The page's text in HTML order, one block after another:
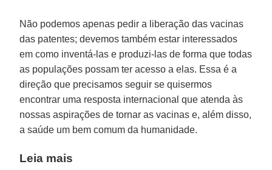
Não podemos apenas pedir a liberação das vacinas
das patentes; devemos também estar interessados
em como inventá-las e produzi-las de forma que todas
as populações possam ter acesso a elas. Essa é a
direção que precisamos seguir se quisermos
encontrar uma resposta internacional que atenda às
nossas aspirações de tornar as vacinas e, além disso,
a saúde um bem comum da humanidade.
Leia mais